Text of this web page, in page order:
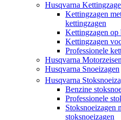
Husqvarna
Kettingzagen
kettingzagen
Kettingzagen op
Kettingzagen
Professionele
Husqvarna Motorzeisen
Husqvarna Snoeizagen
Husqvarna
Benzine
Professionele
Stoksnoeizagen
stoksnoeizagen